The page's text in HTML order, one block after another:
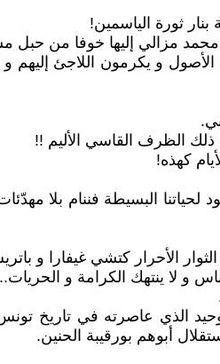
ثورة الياسمين!
مزالي إليها خوفا من حبل
و يكرمون اللاجئ إليهم و
ذلك الظرف القاسي الأليم !!
كهذه!
البسيطة فننام بلا
الأحرار كتشي غيفارا و
و لا ينتهك الكرامة و
الذي عاصرته في تاريخ
أبوهم بورقيبة الحنين.